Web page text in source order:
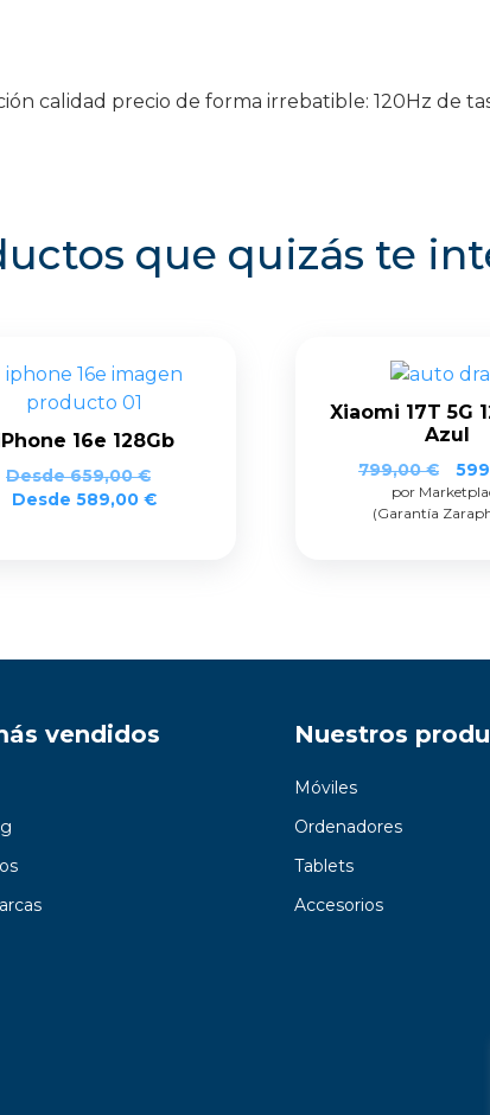
calidad precio de forma irrebatible: 120Hz de
que quizás te
16e 128Gb
Desde659,00€
Desde 589,00 €
Xiaomi 17T 5G
Azul
799,00€
El
por
(Garantía
vendidos Nuestros
Móviles
Ordenadores
Tablets
Accesorios